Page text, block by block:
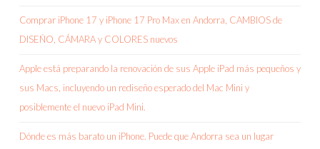
Comprar iPhone 17 y iPhone 17 Pro Max en Andorra, CAMBIOS de
DISEÑO, CÁMARA y COLORES nuevos
Apple está preparando la renovación de sus Apple iPad más pequeños y
sus Macs, incluyendo un rediseño esperado del Mac Mini y
posiblemente el nuevo iPad Mini.
Dónde es más barato un iPhone. Puede que Andorra sea un lugar